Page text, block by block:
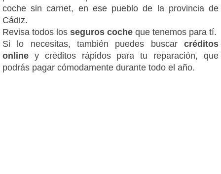
coche sin carnet, en ese pueblo de la provincia de
Cádiz.
Revisa todos los seguros coche que tenemos para tí.
Si lo necesitas, también puedes buscar créditos
online y créditos rápidos para tu reparación, que
podrás pagar cómodamente durante todo el año.